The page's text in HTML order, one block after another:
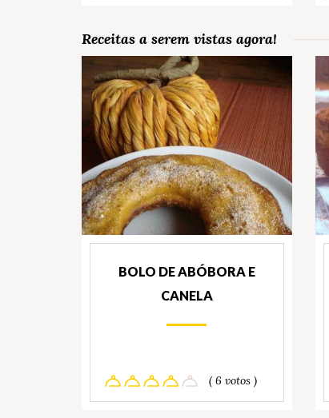
Receitas a serem vistas agora!
BOLO DE ABÓBORA E
CANELA
( 6 votos )